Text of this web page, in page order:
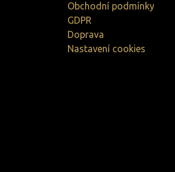
Obchodní podmínky
GDPR
Doprava
Nastavení cookies